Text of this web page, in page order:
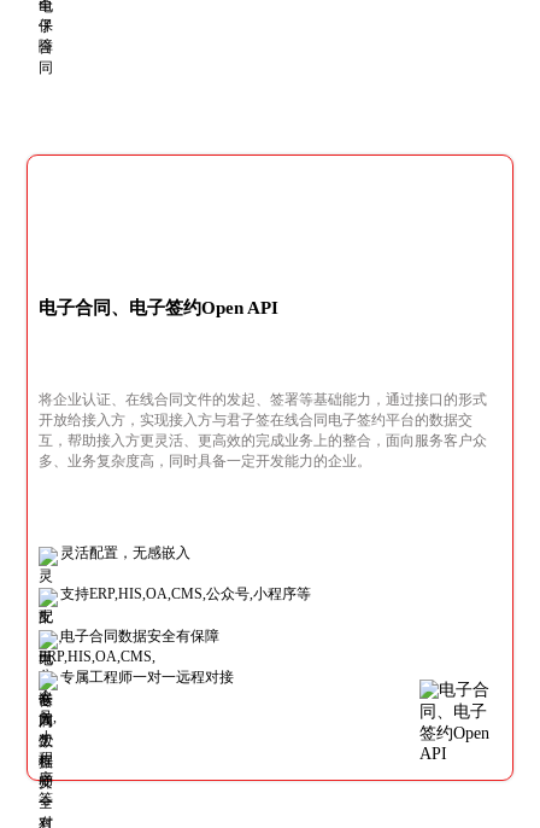
电子合同、电子签约Open API
将企业认证、在线合同文件的发起、签署等基础能力，通过接口的形式
开放给接入方，实现接入方与君子签在线合同电子签约平台的数据交
互，帮助接入方更灵活、更高效的完成业务上的整合，面向服务客户众
多、业务复杂度高，同时具备一定开发能力的企业。
灵活配置，无感嵌入
支持ERP,HIS,OA,CMS,公众号,小程序等
电子合同数据安全有保障
专属工程师一对一远程对接